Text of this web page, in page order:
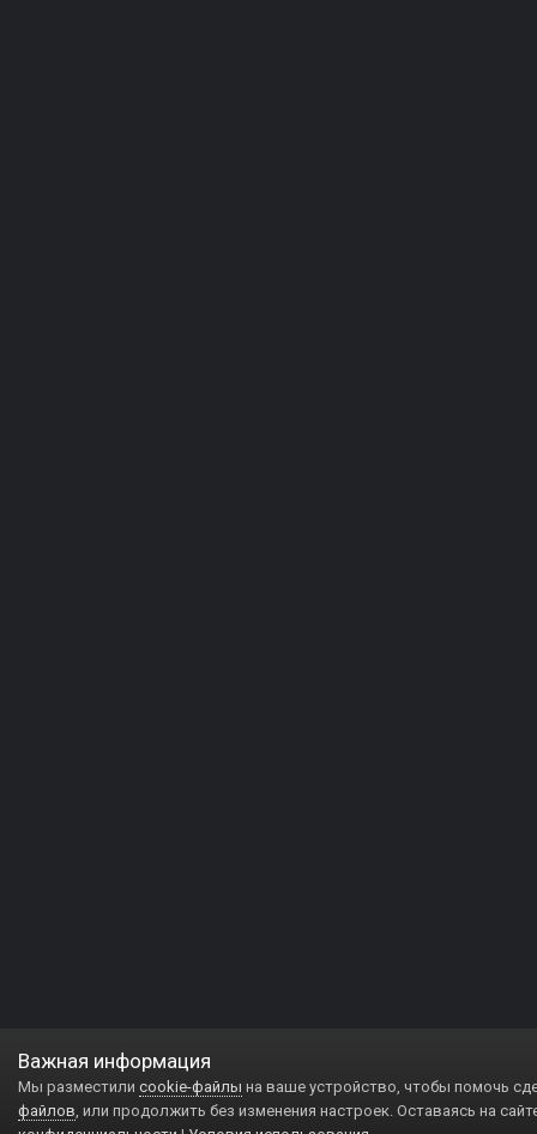
Важная информация
Мы разместили cookie-файлы на ваше устройство, чтобы помочь
файлов, или продолжить без изменения настроек. Оставаясь на